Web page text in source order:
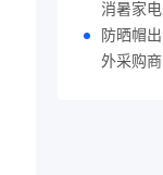
消暑家
防晒帽
外采购商